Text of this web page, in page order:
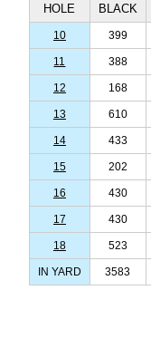
HOLE BLACK
10 399
11 388
12 168
13 610
14 433
15 202
16 430
17 430
18 523
IN YARD 3583